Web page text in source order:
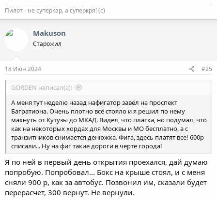
Пилот - не суперкар, а суперкря! (с)
Makuson
Старожил
18 Июн 2024 #25
GORDEN написал(а):
А меня тут неделю назад нафигатор завёл на проспект
Багратиона. Очень плотно всё стояло и я решил по нему
махнуть от Кутузы до МКАД. Видел, что платка, но подумал, что
как на некоторых хордах для Москвы и МО бесплатно, а с
транзитников снимается денюжка. Фига, здесь платят все! 600р
списали... Ну на фиг такие дороги в черте города!
Я по ней в первый день открытия проехался, дай думаю
попробую. Попробовал... Бокс на крыше стоял, и с меня
сняли 900 р, как за автобус. Позвонил им, сказали будет
перерасчет, 300 вернут. Не вернули.